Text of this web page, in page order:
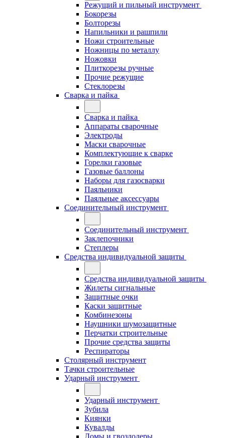
Режущий и пильный инструмент
Бокорезы
Болторезы
Напильники и рашпили
Ножи строительные
Ножницы по металлу
Ножовки
Плиткорезы ручные
Прочие режущие
Стеклорезы
Сварка и пайка
Сварка и пайка
Аппараты сварочные
Электроды
Маски сварочные
Комплектующие к сварке
Горелки газовые
Газовые баллоны
Наборы для газосварки
Паяльники
Паяльные аксессуары
Соединительный инструмент
Соединительный инструмент
Заклепочники
Степлеры
Средства индивидуальной защиты
Средства индивидуальной защиты
Жилеты сигнальные
Защитные очки
Каски защитные
Комбинезоны
Наушники шумозащитные
Перчатки строительные
Прочие средства защиты
Респираторы
Столярный инструмент
Тачки строительные
Ударный инструмент
Ударный инструмент
Зубила
Киянки
Кувалды
Ломы и гвоздодеры